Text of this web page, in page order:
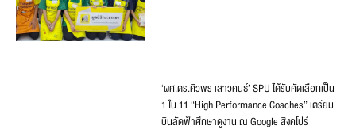
‘ผศ.ดร.ศิวพร เสาวคนธ์’ SPU ได้รับคัดเลือกเป็น
1 ใน 11 “High Performance Coaches” เตรียม
บินลัดฟ้าศึกษาดูงาน ณ Google สิงคโปร์